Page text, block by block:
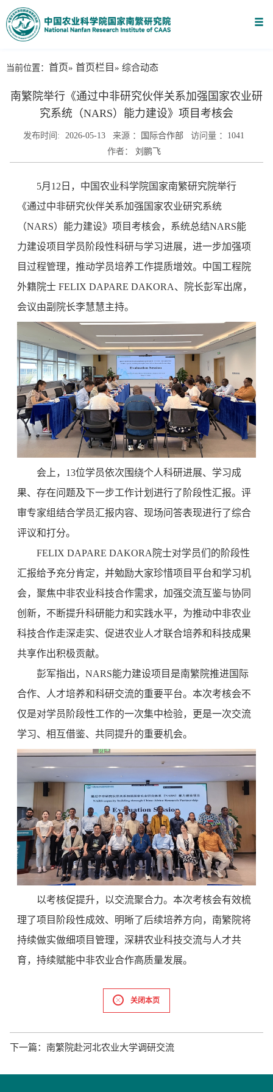
当前位置： 首页» 首页栏目» 综合动态
南繁院举行《通过中非研究伙伴关系加强国家农业研
究系统（NARS）能力建设》项目考核会
发布时间: 2026-05-13 来源 ： 国际合作部 访问量 ： 1041
作者：
刘鹏飞
5月12日，中国农业科学院国家南繁研究院举行
《通过中非研究伙伴关系加强国家农业研究系统
（NARS）能力建设》项目考核会，系统总结NARS能
力建设项目学员阶段性科研与学习进展，进一步加强项
目过程管理，推动学员培养工作提质增效。中国工程院
外籍院士 FELIX DAPARE DAKORA、院长彭军出席，
会议由副院长李慧慧主持。
会上，13位学员依次围绕个人科研进展、学习成
果、存在问题及下一步工作计划进行了阶段性汇报。评
审专家组结合学员汇报内容、现场问答表现进行了综合
评议和打分。
FELIX DAPARE DAKORA院士对学员们的阶段性
汇报给予充分肯定，并勉励大家珍惜项目平台和学习机
会，聚焦中非农业科技合作需求，加强交流互鉴与协同
创新，不断提升科研能力和实践水平，为推动中非农业
科技合作走深走实、促进农业人才联合培养和科技成果
共享作出积极贡献。
彭军指出，NARS能力建设项目是南繁院推进国际
合作、人才培养和科研交流的重要平台。本次考核会不
仅是对学员阶段性工作的一次集中检验，更是一次交流
学习、相互借鉴、共同提升的重要机会。
以考核促提升，以交流聚合力。本次考核会有效梳
理了项目阶段性成效、明晰了后续培养方向，南繁院将
持续做实做细项目管理，深耕农业科技交流与人才共
育，持续赋能中非农业合作高质量发展。
关闭本页
下一篇： 南繁院赴河北农业大学调研交流